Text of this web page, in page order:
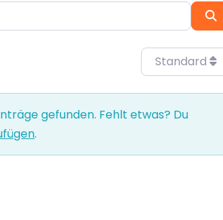
Standard
gefunden. Fehlt etwas? Du
.